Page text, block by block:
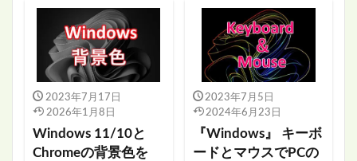
2023年7月17日
2026年1月8日
Windows 11/10と
Chromeの背景色を
2023年7月5日
2024年6月23日
『Windows』 キーボ
ードとマウスでPCの